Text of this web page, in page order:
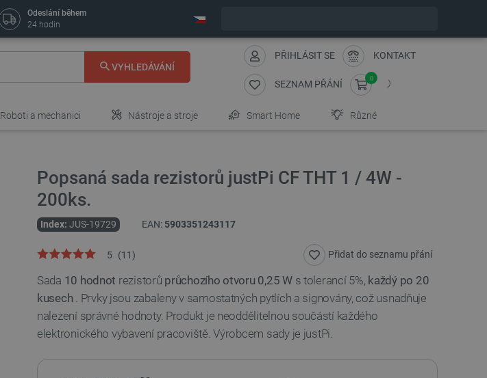
Odeslání během
24 hodin
VYHLEDÁVÁNÍ
PŘIHLÁSIT SE KONTAKT
SEZNAM PŘÁNÍ
0
Roboti a mechanici Nástroje a stroje Smart Home Různé
Popsaná sada rezistorů justPi CF THT 1 / 4W -
200ks.
Index: JUS-19729 EAN: 5903351243117
5 (11) Přidat do seznamu přání
Sada 10 hodnot rezistorů průchozího otvoru 0,25 Ws tolerancí 5%, každý po 20
kusech . Prvky jsou zabaleny v samostatných pytlích a signovány, což usnadňuje
nalezení správné hodnoty. Produkt je neoddělitelnou součástí každého
elektronického vybavení pracoviště. Výrobcem sady je justPi.